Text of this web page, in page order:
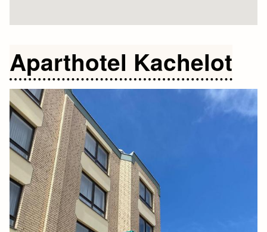
Aparthotel Kachelot